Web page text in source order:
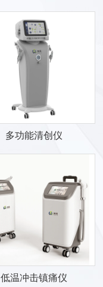
多功能清创仪
低温冲击镇痛仪